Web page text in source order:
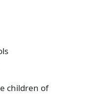
children of